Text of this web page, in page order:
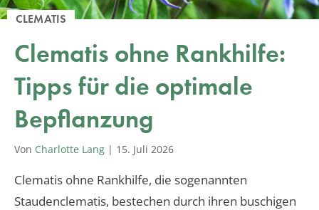
CLEMATIS
Clematis ohne Rankhilfe:
Tipps für die optimale
Bepflanzung
Von Charlotte Lang | 15. Juli 2026
Clematis ohne Rankhilfe, die sogenannten
Staudenclematis, bestechen durch ihren buschigen